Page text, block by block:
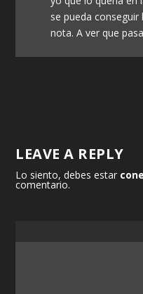
se pueda
nota. A ver que
LEAVE A REPLY
Lo siento, debes estar
comentario.